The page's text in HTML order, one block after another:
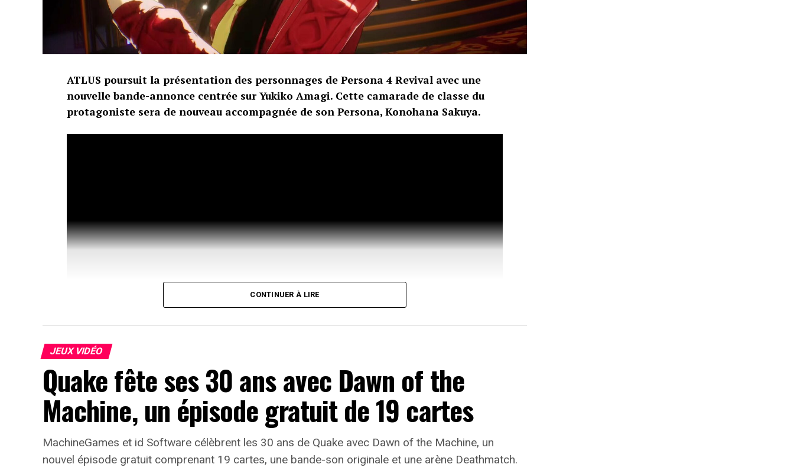
ATLUS poursuit la présentation des personnages de Persona 4 Revival avec une
nouvelle bande-annonce centrée sur Yukiko Amagi. Cette camarade de classe du
protagoniste sera de nouveau accompagnée de son Persona, Konohana Sakuya.
Yukiko Amagi revient sur le devant de la scène
La nouvelle bande-annonce de Persona 4 Revival met en lumière Yukiko Amagi, fille des
propriétaires de l’auberge Amagi. Le personnage est décrit comme une jeune femme dotée
d’un grand sens des responsabilités, même si son côté parfois tête en l’air peut lui attirer
CONTINUER À LIRE
JEUX VIDÉO
Quake fête ses 30 ans avec Dawn of the
Machine, un épisode gratuit de 19 cartes
MachineGames et id Software célèbrent les 30 ans de Quake avec Dawn of the Machine, un
nouvel épisode gratuit comprenant 19 cartes, une bande-son originale et une arène Deathmatch.